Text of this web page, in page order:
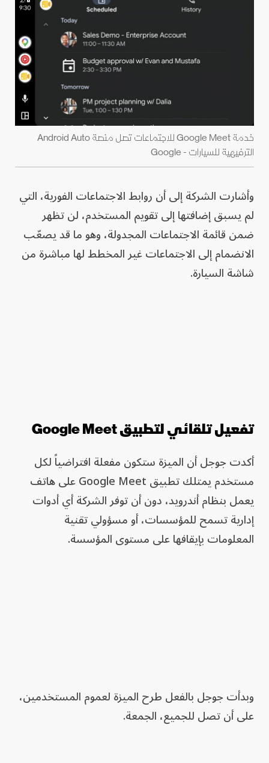
خدمة Google Meet للاجتماعات تصل منصة Android Auto
الترفيهية للسيارات - Google
وأشارت الشركة إلى أن روابط الاجتماعات الفورية، التي
لم يسبق إضافتها إلى تقويم المستخدم، لن تظهر
ضمن قائمة الاجتماعات المجدولة، وهو ما قد يصعّب
الانضمام إلى الاجتماعات غير المخطط لها مباشرة من
شاشة السيارة.
تفعيل تلقائي لتطبيق Google Meet
أكدت جوجل أن الميزة ستكون مفعلة افتراضياً لكل
مستخدم يمتلك تطبيق Google Meet على هاتف
يعمل بنظام أندرويد، دون أن توفر الشركة أي أدوات
إدارية تسمح للمؤسسات، أو مسؤولي تقنية
المعلومات بإيقافها على مستوى المؤسسة.
وبدأت جوجل بالفعل طرح الميزة لعموم المستخدمين،
على أن تصل للجميع، الجمعة.